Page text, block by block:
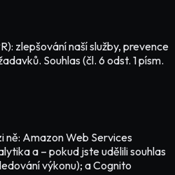
zlepšování naší služby, prevence
Souhlas (čl. 6 odst. 1 písm.
ně: Amazon Web Services
a – pokud jste udělili souhlas
výkonu); a Cognito